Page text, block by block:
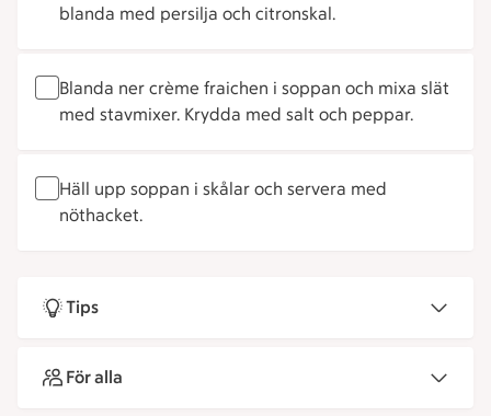
blanda med persilja och citronskal.
Blanda ner crème fraichen i soppan och mixa slät
med stavmixer. Krydda med salt och peppar.
Häll upp soppan i skålar och servera med
nöthacket.
Tips
För alla